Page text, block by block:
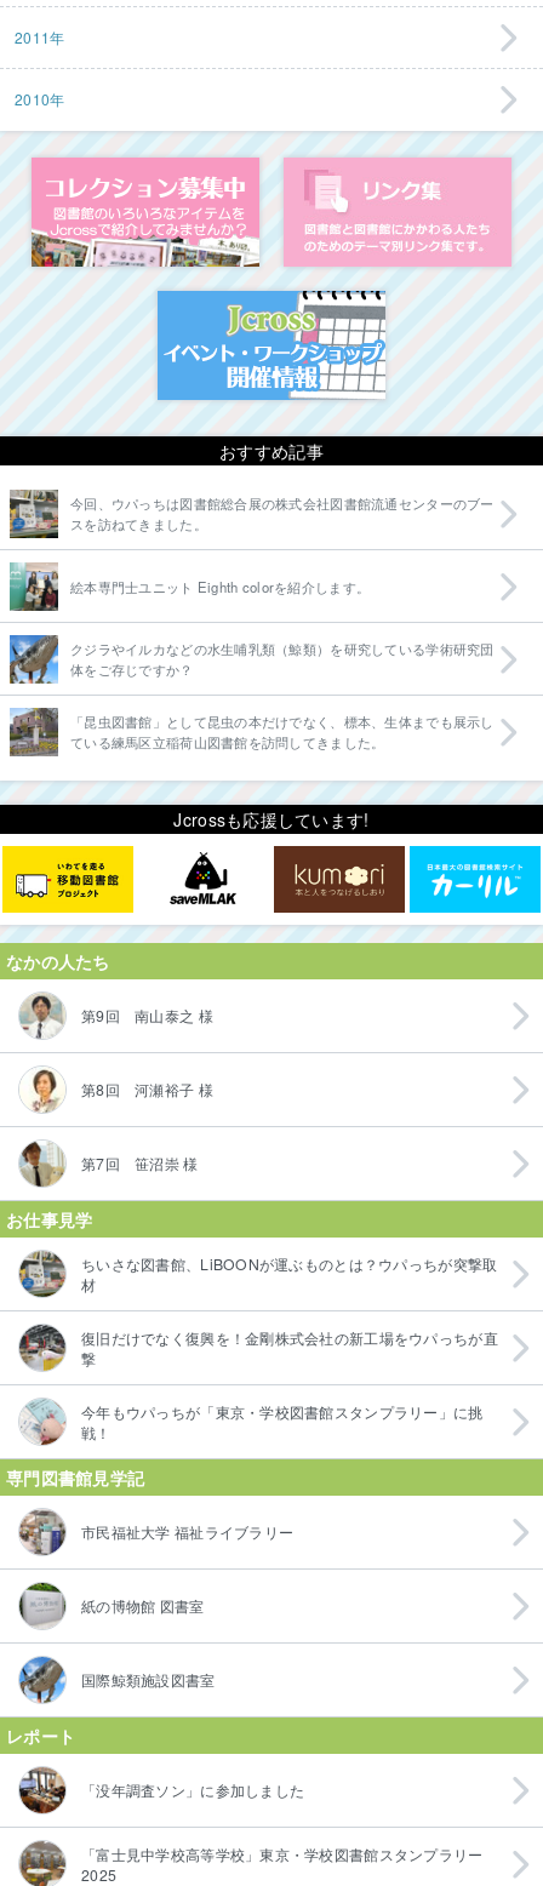
2011年
2010年
コレクション募集中 図
イベント・ワーク
おすすめ記事
今回、ウパっちは図書館総合展の株式会社図書館流通センターのブー
スを訪ねてきました。
絵本専門士ユニット Eighth colorを紹介します。
クジラやイルカなどの水生哺乳類（鯨類）を研究している学術研究団
体をご存じですか？
「昆虫図書館」として昆虫の本だけでなく、標本、生体までも展示し
ている練馬区立稲荷山図書館を訪問してきました。
Jcrossも応援しています!
なかの人たち
第9回 南山泰之 様
第8回 河瀬裕子 様
第7回 笹沼崇 様
お仕事見学
ちいさな図書館、LiBOONが運ぶものとは？ウパっちが突撃取
材
復旧だけでなく復興を！金剛株式会社の新工場をウパっちが直
撃
今年もウパっちが「東京・学校図書館スタンプラリー」に挑
戦！
専門図書館見学記
市民福祉大学 福祉ライブラリー
紙の博物館 図書室
国際鯨類施設図書室
レポート
「没年調査ソン」に参加しました
「富士見中学校高等学校」東京・学校図書館スタンプラリー
2025